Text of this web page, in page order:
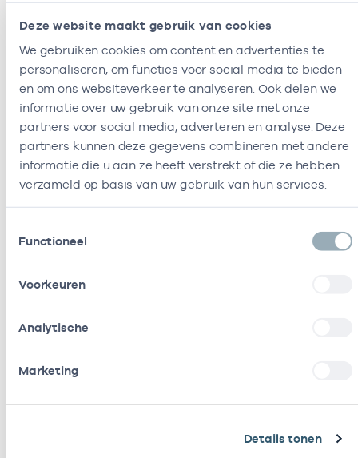
Deze website maakt gebruik van cookies
We gebruiken cookies om content en advertenties te
personaliseren, om functies voor social media te bieden
en om ons websiteverkeer te analyseren. Ook delen we
informatie over uw gebruik van onze site met onze
partners voor social media, adverteren en analyse. Deze
partners kunnen deze gegevens combineren met andere
informatie die u aan ze heeft verstrekt of die ze hebben
verzameld op basis van uw gebruik van hun services.
Functioneel
Voorkeuren
Analytische
Marketing
Details tonen
Herman Bennema